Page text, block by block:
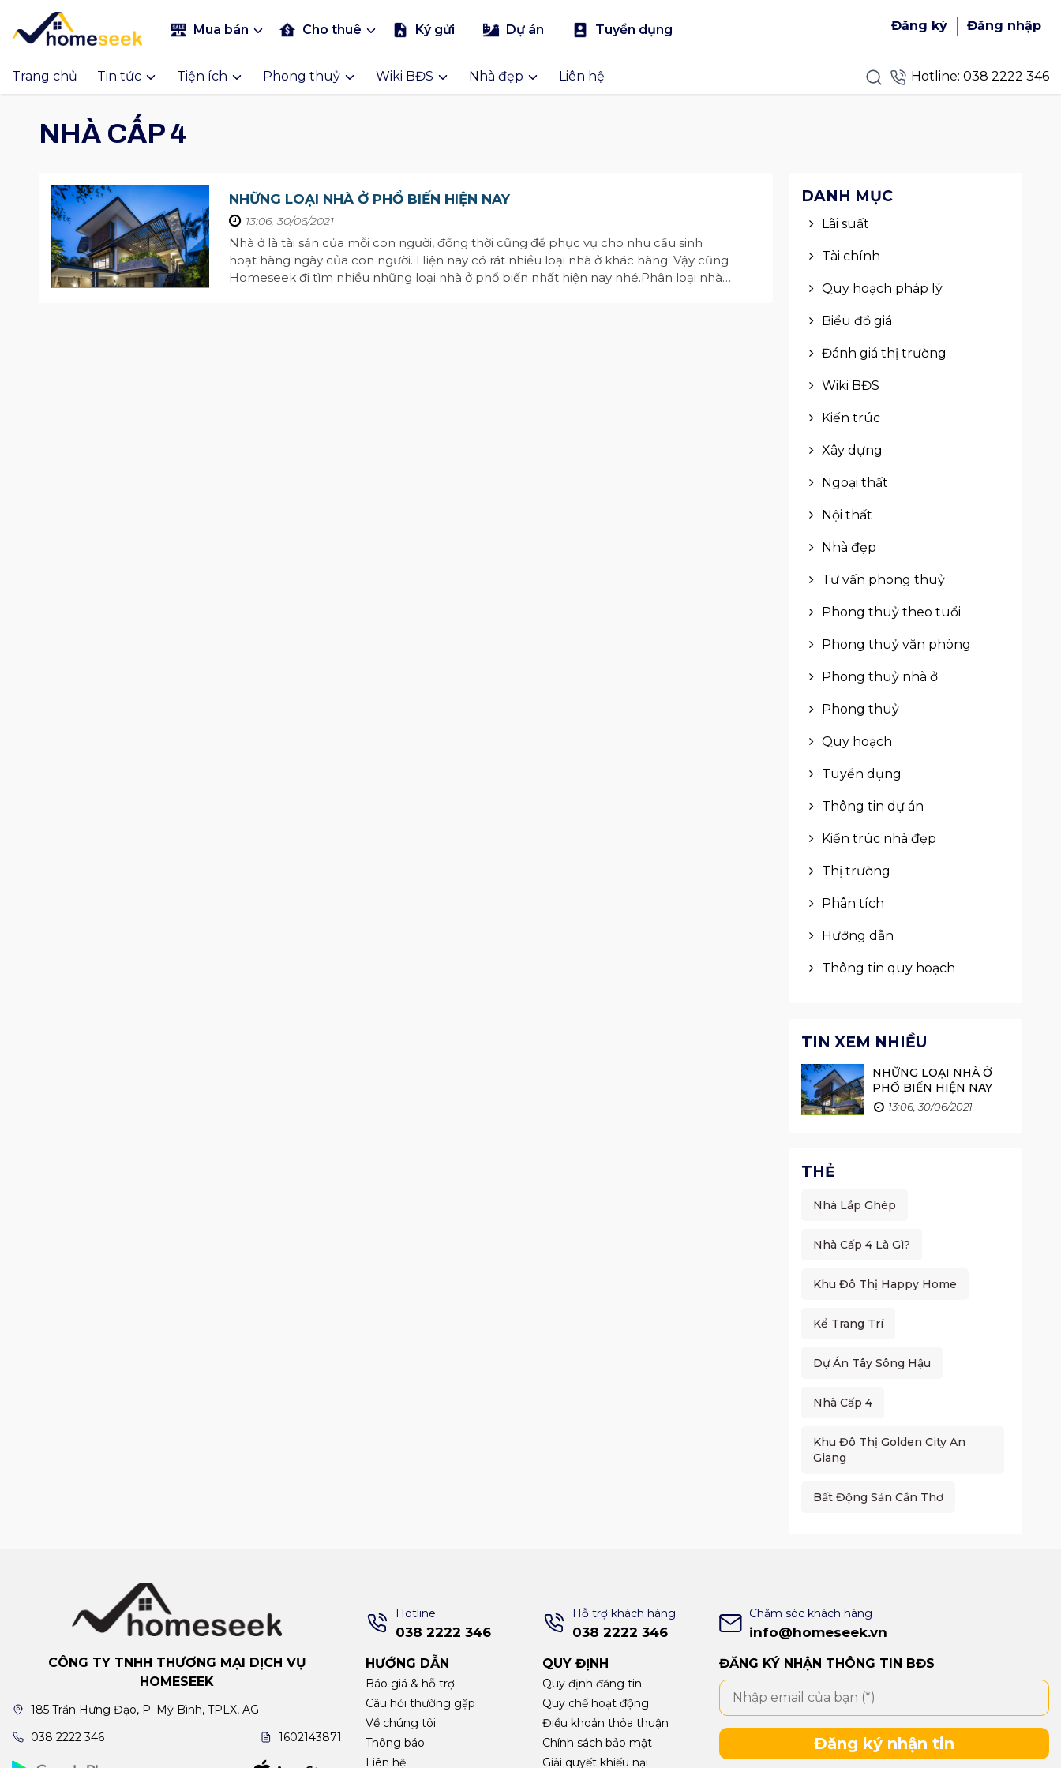
Mua bán Cho thuê Ký gửi Dự án Tuyển dụng Đăng ký Đăng nhập
Trang chủ Tin tức Tiện ích Phong thuỷ Wiki BĐS Nhà đẹp Liên hệ Hotline: 038 2222 346
NHÀ CẤP 4
NHỮNG LOẠI NHÀ Ở PHỔ BIẾN HIỆN NAY
13:06, 30/06/2021
Nhà ở là tài sản của mỗi con người, đồng thời cũng để phục vụ cho nhu cầu sinh
hoạt hàng ngày của con người. Hiện nay có rát nhiều loại nhà ở khác hàng. Vậy cũng
Homeseek đi tìm nhiều những loại nhà ở phổ biến nhất hiện nay nhé.Phân loại nhà
DANH MỤC
Lãi suất
Tài chính
Quy hoạch pháp lý
Biểu đồ giá
Đánh giá thị trường
Wiki BĐS
Kiến trúc
Xây dựng
Ngoại thất
Nội thất
Nhà đẹp
Tư vấn phong thuỷ
Phong thuỷ theo tuổi
Phong thuỷ văn phòng
Phong thuỷ nhà ở
Phong thuỷ
Quy hoạch
Tuyển dụng
Thông tin dự án
Kiến trúc nhà đẹp
Thị trường
Phân tích
Hướng dẫn
Thông tin quy hoạch
TIN XEM NHIỀU
NHỮNG LOẠI NHÀ Ở
PHỔ BIẾN HIỆN NAY
13:06, 30/06/2021
THẺ
Nhà Lắp Ghép
Nhà Cấp 4 Là Gì?
Khu Đô Thị Happy Home
Kể Trang Trí
Dự Án Tây Sông Hậu
Nhà Cấp 4
Khu Đô Thị Golden City An
Giang
Bất Động Sản Cần Thơ
CÔNG TY TNHH THƯƠNG MẠI DỊCH VỤ
HOMESEEK
185 Trần Hưng Đạo, P. Mỹ Bình, TPLX, AG
038 2222 346
1602143871
Hotline
038 2222 346
Hỗ trợ khách hàng
038 2222 346
Chăm sóc khách hàng
info@homeseek.vn
HƯỚNG DẪN
Báo giá & hỗ trợ
Câu hỏi thường gặp
Về chúng tôi
Thông báo
Liên hệ
QUY ĐỊNH
Quy định đăng tin
Quy chế hoạt động
Điều khoản thỏa thuận
Chính sách bảo mật
Giải quyết khiếu nại
ĐĂNG KÝ NHẬN THÔNG TIN BĐS
Đăng ký nhận tin